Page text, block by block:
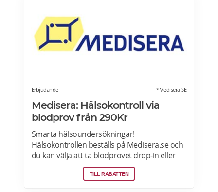
krävs vid leverans, men ska du inte handla
för mer än 1600 kronor per köp. Läs mer om
pensionärsrabatter på iHerb här.
Erbjudande *Medisera SE
Medisera: Hälsokontroll via
blodprov från 290Kr
Smarta hälsoundersökningar!
Hälsokontrollen beställs på Medisera.se och
du kan välja att ta blodprovet drop-in eller
efter tidsbokning på över 100
provtagningsställen runt om i Sverige.
TILL RABATTEN